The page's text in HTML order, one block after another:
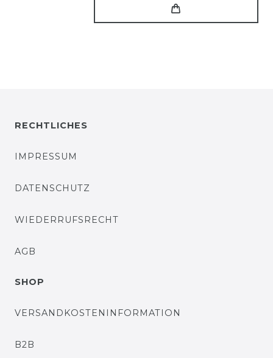
RECHTLICHES
IMPRESSUM
DATENSCHUTZ
WIEDERRUFSRECHT
AGB
SHOP
VERSANDKOSTENINFORMATION
B2B